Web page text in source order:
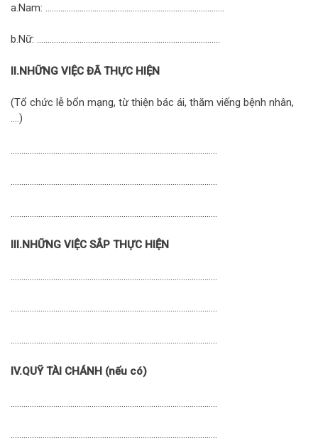
a.Nam: …………………………………………………………………………
b.Nữ: …………………………………………………………………………..
II.NHỮNG VIỆC ĐÃ THỰC HIỆN
(Tổ chức lễ bổn mạng, từ thiện bác ái, thăm viếng bệnh nhân,
….)
…………………………………………………………………………………….
…………………………………………………………………………………….
…………………………………………………………………………………….
III.NHỮNG VIỆC SẮP THỰC HIỆN
…………………………………………………………………………………….
…………………………………………………………………………………….
…………………………………………………………………………………….
IV.QUỸ TÀI CHÁNH (nếu có)
…………………………………………………………………………………….
…………………………………………………………………………………….